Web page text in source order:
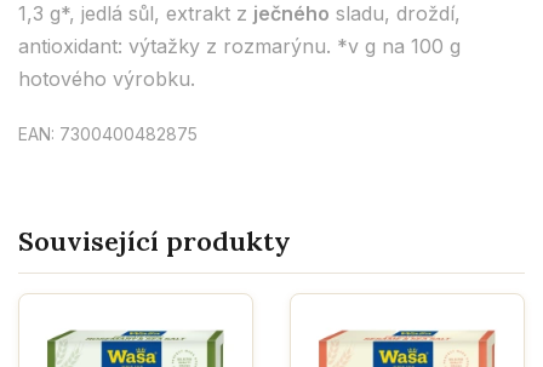
1,3 g*, jedlá sůl, extrakt z ječného sladu, droždí,
antioxidant: výtažky z rozmarýnu. *v g na 100 g
hotového výrobku.
EAN: 7300400482875
Související produkty